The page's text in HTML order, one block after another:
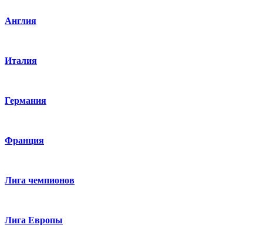
Англия
Италия
Германия
Франция
Лига чемпионов
Лига Европы